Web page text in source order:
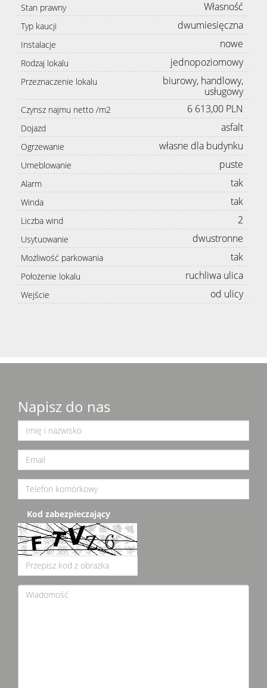
Stan prawny Własność
Typ kaucji dwumiesięczna
Instalacje nowe
Rodzaj lokalu jednopoziomowy
Przeznaczenie lokalu
biurowy, handlowy,
usługowy
Czynsz najmu netto /m2 6 613,00 PLN
Dojazd asfalt
Ogrzewanie własne dla budynku
Umeblowanie puste
Alarm tak
Winda tak
Liczba wind 2
Usytuowanie dwustronne
Możliwość parkowania tak
Położenie lokalu ruchliwa ulica
Wejście od ulicy
Napisz do nas
Kod zabezpieczający